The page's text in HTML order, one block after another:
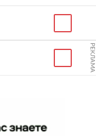
РЕКЛАМА